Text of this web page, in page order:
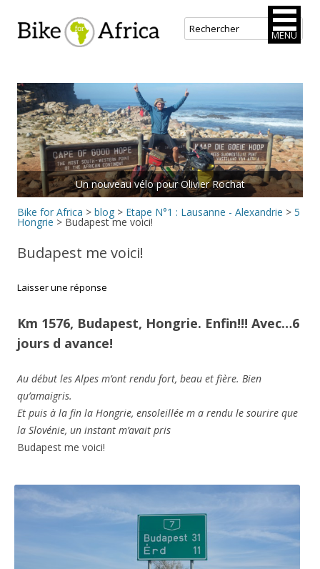
Bike for Africa
au
contenu
principal
Un nouveau vélo pour Olivier Rochat
Rejoins le peloton.
Bike for Africa > blog > Etape N°1 : Lausanne - Alexandrie > 5
Hongrie > Budapest me voici!
Budapest me voici!
Laisser une réponse
Km 1576, Budapest, Hongrie. Enfin!!! Avec…6
jours d avance!
Au début les Alpes m’ont rendu fort, beau et fière. Bien
qu’amaigris.
Et puis à la fin la Hongrie, ensoleillée m a rendu le sourire que
la Slovénie, un instant m’avait pris
Budapest me voici!
MENU